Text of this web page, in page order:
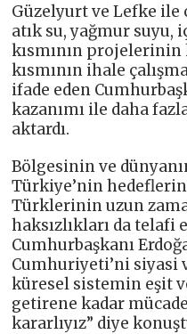
Güzelyurt ve Lefke
atık su, yağmur suyu,
kısmının projelerinin
kısmının ihale
ifade eden
kazanımı ile daha
aktardı.
Bölgesinin ve
Türkiye’nin
Türklerinin uzun
haksızlıkları da telafi
Cumhurbaşkanı
Cumhuriyeti’ni siyasi
küresel sistemin eşit
getirene kadar
kararlıyız” diye